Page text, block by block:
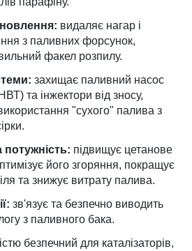
видаляє нагар і
з паливних форсунок,
факел розпилу.
захищає паливний насос
та інжектори від зносу,
"сухого" палива з
потужність: підвищує цетанове
його згоряння, покращує
та знижує витрату палива.
зв'язує та безпечно виводить
з паливного бака.
безпечний для каталізаторів,